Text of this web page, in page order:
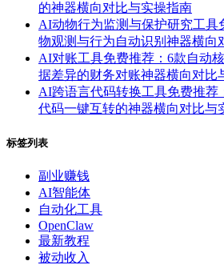
的神器横向对比与实操指南
AI动物行为监测与保护研究工具
物观测与行为自动识别神器横向
AI对账工具免费推荐：6款自动
据差异的财务对账神器横向对比
AI跨语言代码转换工具免费推荐
代码一键互转的神器横向对比与
标签列表
副业赚钱
AI智能体
自动化工具
OpenClaw
最新教程
被动收入